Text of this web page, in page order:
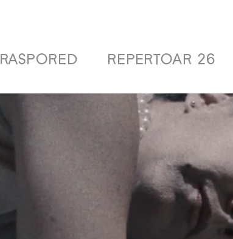
RASPORED REPERTOAR 26